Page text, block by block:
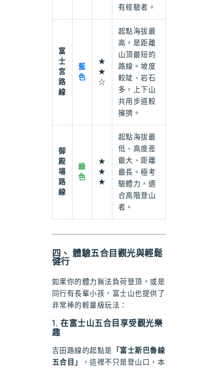
有經驗者。
富
士
宮
路
線
藍
色
★
★
☆
起點海拔最
高，是距離
山頂最短的
路線。坡度
較陡、岩石
多，上下山
共用步道較
擁擠。
御
殿
場
路
線
綠
色
★
★
★
起點海拔最
低、高度差
最大、距離
最長。極考
驗體力，適
合高階登山
者。
四、 體驗五合目觀光與輕鬆
健行
如果你的體力無法負荷登頂，或是
同行有長輩小孩，富士山也提供了
非常棒的輕量級玩法：
1. 在富士山五合目享受觀光樂
趣
吉田路線的起點是 「富士斯巴魯線
五合目」
，這裡不只是登山口，本